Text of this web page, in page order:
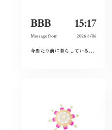
BBB 15:17
Message from 2026 8/06
今当たり前に暮らしている日々が特別なものに感じた。暗い気持ちになることなく、とても前向きにこれからの未来を精一杯生きて作りたいと感じました。